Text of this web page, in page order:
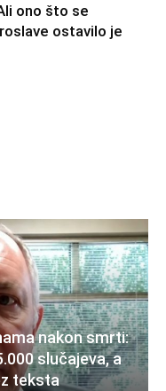
ono što se
ostavilo je
nakon smrti:
slučajeva, a
teksta